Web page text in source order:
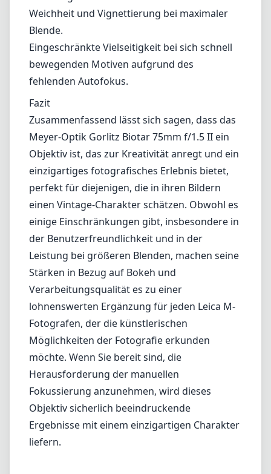
Weichheit und Vignettierung bei maximaler
Blende.
Eingeschränkte Vielseitigkeit bei sich schnell
bewegenden Motiven aufgrund des
fehlenden Autofokus.
Fazit
Zusammenfassend lässt sich sagen, dass das
Meyer-Optik Gorlitz Biotar 75mm f/1.5 II ein
Objektiv ist, das zur Kreativität anregt und ein
einzigartiges fotografisches Erlebnis bietet,
perfekt für diejenigen, die in ihren Bildern
einen Vintage-Charakter schätzen. Obwohl es
einige Einschränkungen gibt, insbesondere in
der Benutzerfreundlichkeit und in der
Leistung bei größeren Blenden, machen seine
Stärken in Bezug auf Bokeh und
Verarbeitungsqualität es zu einer
lohnenswerten Ergänzung für jeden Leica M-
Fotografen, der die künstlerischen
Möglichkeiten der Fotografie erkunden
möchte. Wenn Sie bereit sind, die
Herausforderung der manuellen
Fokussierung anzunehmen, wird dieses
Objektiv sicherlich beeindruckende
Ergebnisse mit einem einzigartigen Charakter
liefern.